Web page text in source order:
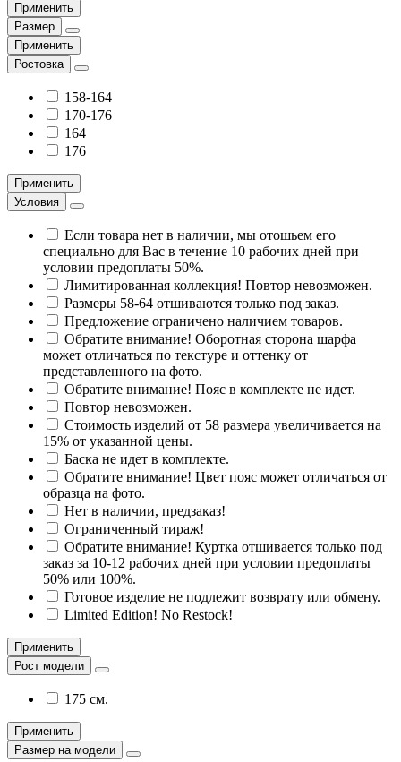
Применить
Размер
Применить
Ростовка
158-164
170-176
164
176
Применить
Условия
Если товара нет в наличии, мы отошьем его
специально для Вас в течение 10 рабочих дней при
условии предоплаты 50%.
Лимитированная коллекция! Повтор невозможен.
Размеры 58-64 отшиваются только под заказ.
Предложение ограничено наличием товаров.
Обратите внимание! Оборотная сторона шарфа
может отличаться по текстуре и оттенку от
представленного на фото.
Обратите внимание! Пояс в комплекте не идет.
Повтор невозможен.
Стоимость изделий от 58 размера увеличивается на
15% от указанной цены.
Баска не идет в комплекте.
Обратите внимание! Цвет пояс может отличаться от
образца на фото.
Нет в наличии, предзаказ!
Ограниченный тираж!
Обратите внимание! Куртка отшивается только под
заказ за 10-12 рабочих дней при условии предоплаты
50% или 100%.
Готовое изделие не подлежит возврату или обмену.
Limited Edition! No Restock!
Применить
Рост модели
175 см.
Применить
Размер на модели